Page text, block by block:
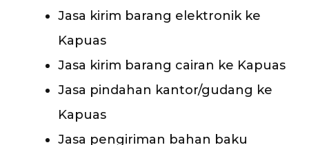
Jasa kirim barang elektronik ke
Kapuas
Jasa kirim barang cairan ke Kapuas
Jasa pindahan kantor/gudang ke
Kapuas
Jasa pengiriman bahan baku